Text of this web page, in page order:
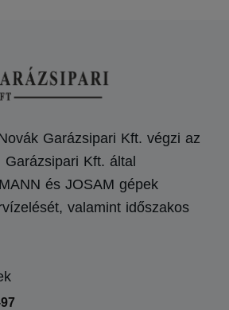
Garázsipari Kft. végzi az
Kft. által
és JOSAM gépek
valamint időszakos